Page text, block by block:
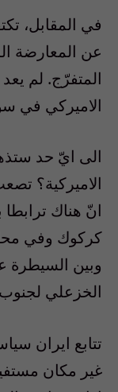
في المقابل،
عن المعارضة
المتفرّج. لم
الاميركي في
الى ايّ حد
الاميركية؟
انّ هناك
كركوك وفي
وبين السيطرة
الخزعلي
تتابع ايران
غير مكان